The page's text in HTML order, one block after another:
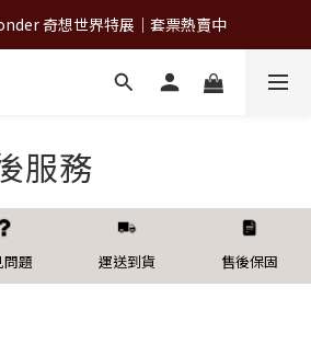
奇想世界特展｜套票熱賣中
奇想世界特展｜套票熱賣中
hegen/PARASOL/färska/Poled/MiaMily
服務
問題 運送到貨 售後保固